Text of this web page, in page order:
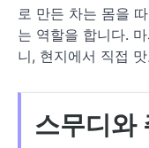
로 만든 차는 몸을
는 역할을 합니다.
니, 현지에서 직접
스무디와